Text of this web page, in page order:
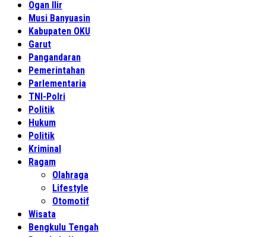
Ogan Ilir
Musi Banyuasin
Kabupaten OKU
Garut
Pangandaran
Pemerintahan
Parlementaria
TNI-Polri
Politik
Hukum
Politik
Kriminal
Ragam
Olahraga
Lifestyle
Otomotif
Wisata
Bengkulu Tengah